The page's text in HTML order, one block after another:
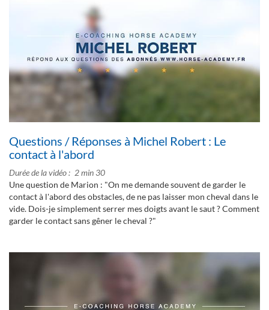
Questions / Réponses à Michel Robert : Le
contact à l'abord
Durée de la vidéo
2 min 30
Une question de Marion : "On me demande souvent de garder le
contact à l'abord des obstacles, de ne pas laisser mon cheval dans le
vide. Dois-je simplement serrer mes doigts avant le saut ? Comment
garder le contact sans gêner le cheval ?"